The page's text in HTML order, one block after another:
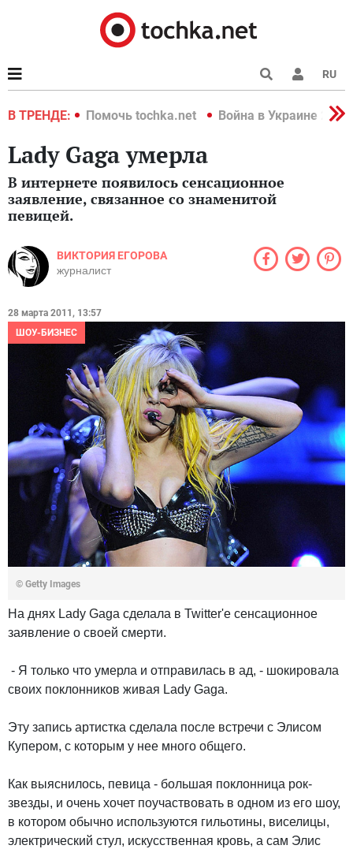
RU
В ТРЕНДЕ:
2022 Помочь tochka.net Война в Украине 2022
Lady Gaga умерла
В интернете появилось сенсационное
заявление, связанное со знаменитой
певицей.
ВИКТОРИЯ ЕГОРОВА
журналист
28 марта 2011, 13:57
ШОУ-БИЗНЕС
© Getty Images
На днях Lady Gaga сделала в Twitter'е сенсационное
заявление о своей смерти.
- Я только что умерла и отправилась в ад, - шокировала
своих поклонников живая Lady Gaga.
Эту запись артистка сделала после встречи с Элисом
Купером, с которым у нее много общего.
Как выяснилось, певица - большая поклонница рок-
звезды, и очень хочет поучаствовать в одном из его шоу,
в котором обычно используются гильотины, виселицы,
электрический стул, искусственная кровь, а сам Элис